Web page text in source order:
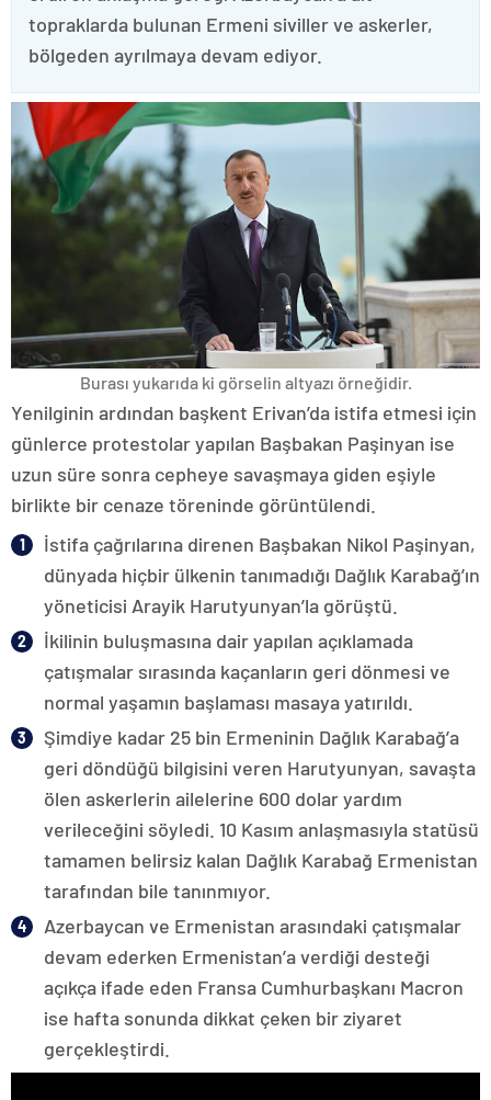
topraklarda bulunan Ermeni siviller ve askerler,
bölgeden ayrılmaya devam ediyor.
Burası yukarıda ki görselin altyazı örneğidir.
Yenilginin ardından başkent Erivan’da istifa etmesi için
günlerce protestolar yapılan Başbakan Paşinyan ise
uzun süre sonra cepheye savaşmaya giden eşiyle
birlikte bir cenaze töreninde görüntülendi.
İstifa çağrılarına direnen Başbakan Nikol Paşinyan,
dünyada hiçbir ülkenin tanımadığı Dağlık Karabağ’ın
yöneticisi Arayik Harutyunyan’la görüştü.
İkilinin buluşmasına dair yapılan açıklamada
çatışmalar sırasında kaçanların geri dönmesi ve
normal yaşamın başlaması masaya yatırıldı.
Şimdiye kadar 25 bin Ermeninin Dağlık Karabağ’a
geri döndüğü bilgisini veren Harutyunyan, savaşta
ölen askerlerin ailelerine 600 dolar yardım
verileceğini söyledi. 10 Kasım anlaşmasıyla statüsü
tamamen belirsiz kalan Dağlık Karabağ Ermenistan
tarafından bile tanınmıyor.
Azerbaycan ve Ermenistan arasındaki çatışmalar
devam ederken Ermenistan’a verdiği desteği
açıkça ifade eden Fransa Cumhurbaşkanı Macron
ise hafta sonunda dikkat çeken bir ziyaret
gerçekleştirdi.